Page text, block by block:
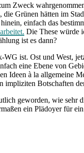
Zweck
Grünen hätten im
einfach das
Die These würde
ist es dann?
ist. Ost und West,
eine Ebene von
Ideen à la allgemeine
impliziten Botschaften
geworden, wie sehr
ein Plädoyer für